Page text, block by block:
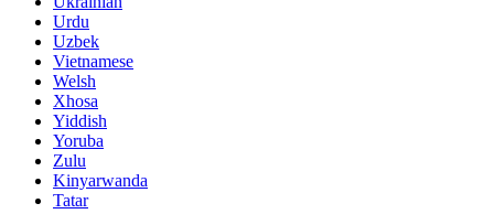
Urdu
Uzbek
Vietnamese
Welsh
Xhosa
Yiddish
Yoruba
Zulu
Kinyarwanda
Tatar